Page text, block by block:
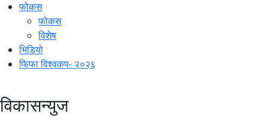
फोकस
फोकस
विशेष
भिडियो
फिफा विश्वकप- २०२६
विकासन्युज